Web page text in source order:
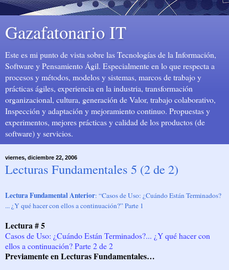
Gazafatonario IT
Este es mi punto de vista sobre las Tecnologías de la Información,
Software y Pensamiento Ágil. Especialmente en lo que respecta a
procesos y métodos, modelos y sistemas, marcos de trabajo y
prácticas ágiles, experiencia en la industria, transformación
organizacional, cultura, generación de Valor, trabajo colaborativo,
Inspección y adaptación y mejoramiento continuo. Propuestas y
experimentos, mejores prácticas y calidad de los productos (de
software) y servicios.
viernes, diciembre 22, 2006
Lecturas Fundamentales 5 (2 de 2)
Lectura Fundamental Anterior: “Casos de Uso: ¿Cuándo Están Terminados?
... ¿Y qué hacer con ellos a continuación?” Parte 1
Lectura # 5
Casos de Uso: ¿Cuándo Están Terminados?... ¿Y qué hacer con
ellos a continuación? Parte 2 de 2
Previamente en Lecturas Fundamentales…